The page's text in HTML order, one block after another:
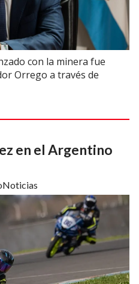
con la minera fue
Orrego a través de
en el Argentino